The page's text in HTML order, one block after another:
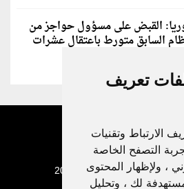
تعريف
الارتباط وتقنيات
التصفح الخاصة
، ولإظهار المحتوى
لك ، وتحليل
القبض على مسؤول حواجز من
السابق متورط باعتقال عشرات
الوطن © 2003 - 2022